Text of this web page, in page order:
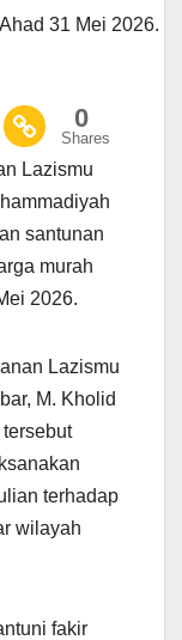
31 Mei 2026.
0
Shares
Lazismu
santunan
murah
2026.
Lazismu
M. Kholid
terhadap
wilayah
fakir